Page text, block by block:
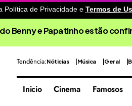
Política de Privacidade e Termos de
Benny e Papatinho estão
Tendência:Nóticias Música Geral
Inicio Cinema Famosos